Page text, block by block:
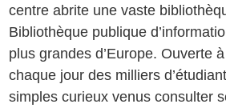
centre abrite une vaste
Bibliothèque publique
plus grandes d’Europe. Ouverte
chaque jour des milliers
simples curieux venus consulter